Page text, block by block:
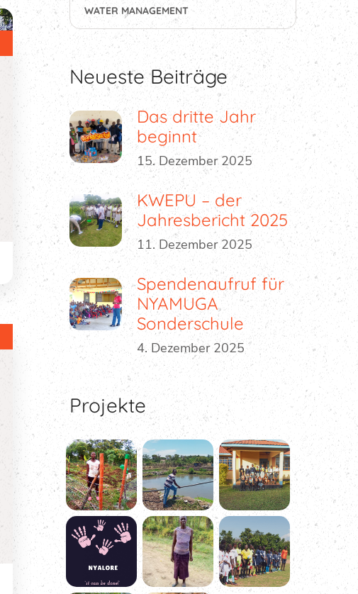
WATER MANAGEMENT
Neueste Beiträge
Das dritte Jahr
beginnt
15. Dezember 2025
KWEPU – der
Jahresbericht 2025
11. Dezember 2025
Spendenaufruf für
NYAMUGA
Sonderschule
4. Dezember 2025
Projekte